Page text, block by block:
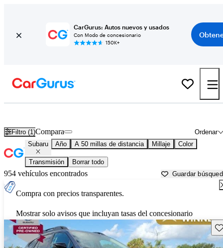
CarGurus: Autos nuevos y usados
Con Modo de concesionario
150K+
Filtro (1) Ordenar
Compara
Subaru Año A 50 millas de distancia Millaje Color
Transmisión Borrar todo
954 vehículos encontrados Guardar
Compra con precios transparentes.
Mostrar solo avisos que incluyan tasas del concesionario